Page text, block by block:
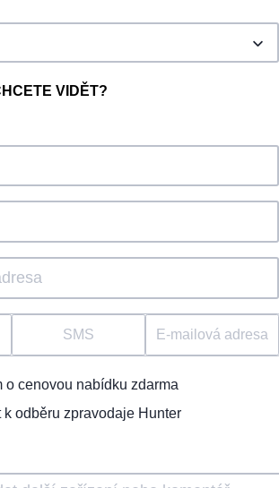
VIDĚT?
SMS E-mailová adresa
o cenovou nabídku zdarma
odběru zpravodaje Hunter